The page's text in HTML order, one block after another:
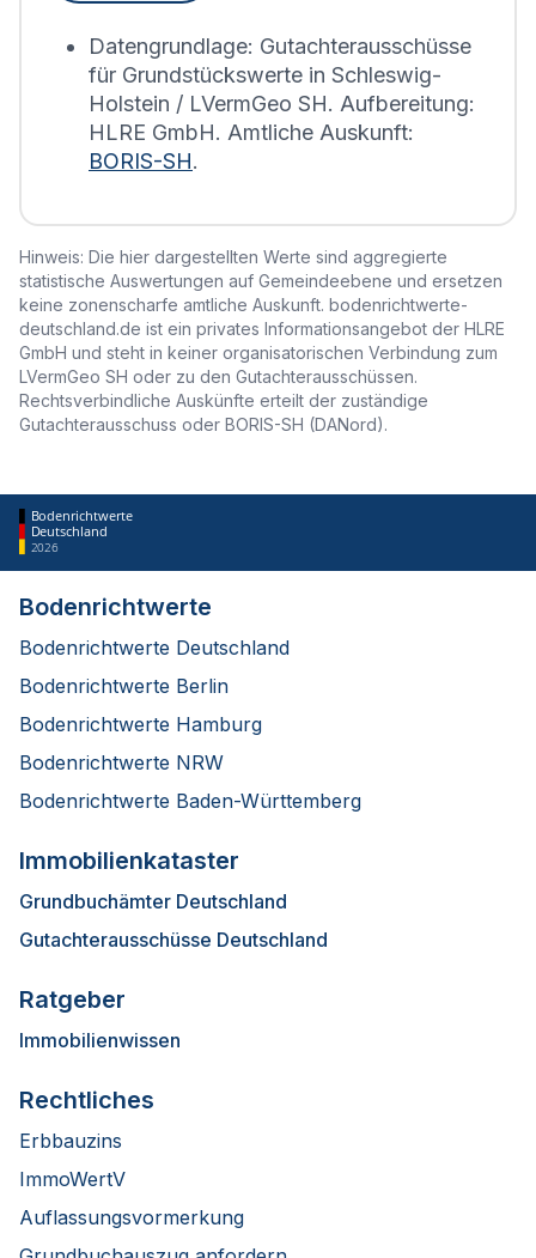
Datengrundlage: Gutachterausschüsse
für Grundstückswerte in Schleswig-
Holstein / LVermGeo SH. Aufbereitung:
HLRE GmbH. Amtliche Auskunft:
BORIS-SH.
Hinweis: Die hier dargestellten Werte sind aggregierte
statistische Auswertungen auf Gemeindeebene und ersetzen
keine zonenscharfe amtliche Auskunft. bodenrichtwerte-
deutschland.de ist ein privates Informationsangebot der HLRE
GmbH und steht in keiner organisatorischen Verbindung zum
LVermGeo SH oder zu den Gutachterausschüssen.
Rechtsverbindliche Auskünfte erteilt der zuständige
Gutachterausschuss oder BORIS-SH (DANord).
Bodenrichtwerte
Deutschland
2026
Bodenrichtwerte
Bodenrichtwerte Deutschland
Bodenrichtwerte Berlin
Bodenrichtwerte Hamburg
Bodenrichtwerte NRW
Bodenrichtwerte Baden-Württemberg
Immobilienkataster
Grundbuchämter Deutschland
Gutachterausschüsse Deutschland
Ratgeber
Immobilienwissen
Rechtliches
Erbbauzins
ImmoWertV
Auflassungsvormerkung